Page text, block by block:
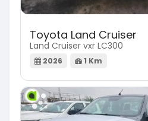
Toyota Land Cruiser
Land Cruiser vxr LC300
2026 1 Km